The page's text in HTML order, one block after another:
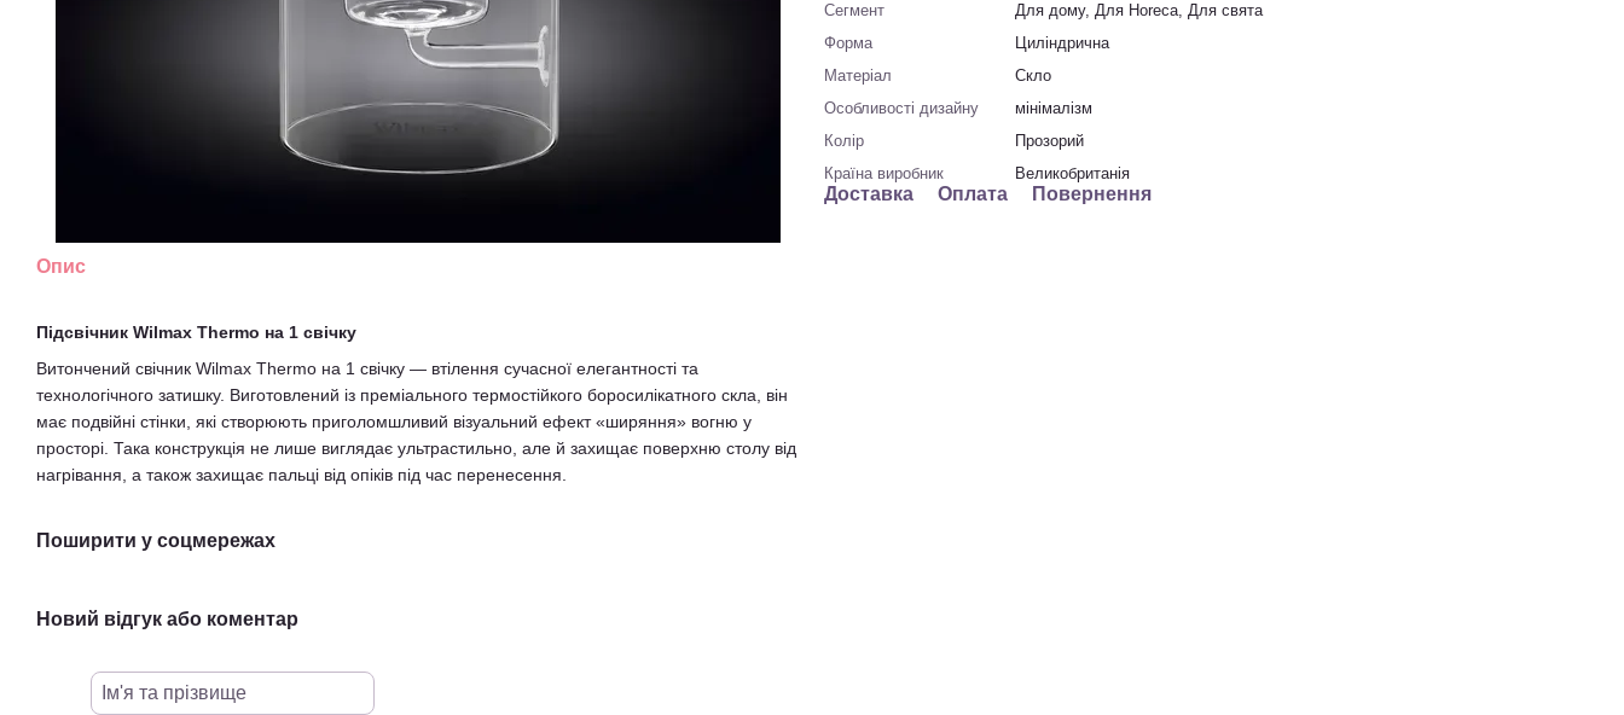
Опис
Підсвічник Wilmax Thermo на 1 свічку
Витончений свічник Wilmax Thermo на 1 свічку — втілення сучасної елегантності та
технологічного затишку. Виготовлений із преміального термостійкого боросилікатного скла, він
має подвійні стінки, які створюють приголомшливий візуальний ефект «ширяння» вогню у
просторі. Така конструкція не лише виглядає ультрастильно, але й захищає поверхню столу від
нагрівання, а також захищає пальці від опіків під час перенесення.
Поширити у соцмережах
Новий відгук або коментар
Сегмент
Для дому, Для Horeca, Для свята
Форма
Циліндрична
Матеріал
Скло
Особливості дизайну
мінімалізм
Колір
Прозорий
Країна виробник
Великобританія
Доставка Оплата Повернення